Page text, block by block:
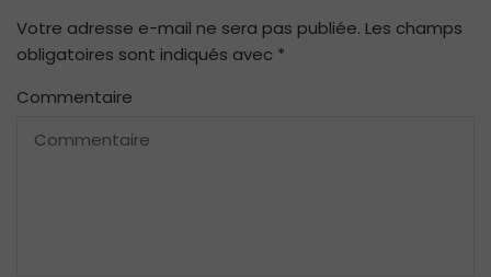
Votre adresse e-mail ne sera pas publiée. Les champs
obligatoires sont indiqués avec *
Commentaire